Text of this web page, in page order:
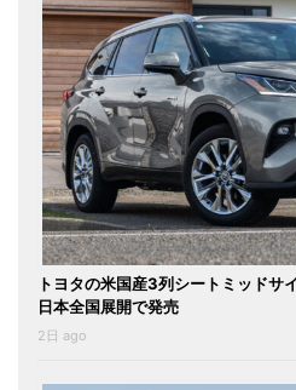
トヨタの米国産3列シートミッドサ
日本全国展開で発売
2日 ago